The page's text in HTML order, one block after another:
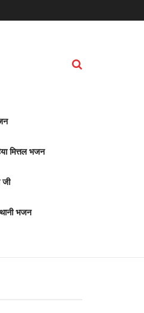
मित्तल भजन
जी
भजन